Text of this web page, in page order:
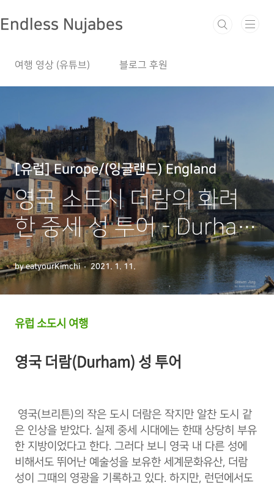
Endless Nujabes
여행 영상 (유튜브) 블로그 후원
[유럽] Europe/(잉글랜드) England
영국 소도시 더람의 화려
한 중세 성 투어 - Durham
Castle
by eatyourKimchi 2021. 1. 11.
유럽 소도시 여행
영국 더람(Durham) 성 투어
영국(브리튼)의 작은 도시 더람은 작지만 알찬 도시 같
은 인상을 받았다. 실제 중세 시대에는 한때 상당히 부유
한 지방이었다고 한다. 그러다 보니 영국 내 다른 성에
비해서도 뛰어난 예술성을 보유한 세계문화유산, 더람
성이 그때의 영광을 기록하고 있다. 하지만, 런던에서도